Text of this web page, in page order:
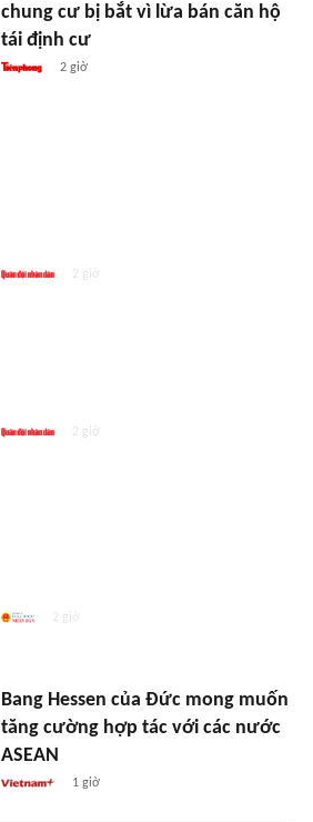
chung cư bị bắt vì lừa bán căn hộ
tái định cư
2 giờ
2 giờ
2 giờ
2 giờ
Bang Hessen của Đức mong muốn
tăng cường hợp tác với các nước
ASEAN
1 giờ